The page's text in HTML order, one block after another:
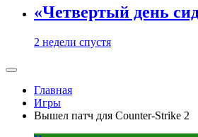
«Четвертый день
2 недели спустя
Главная
Игры
Вышел патч для Counter-Strike 2